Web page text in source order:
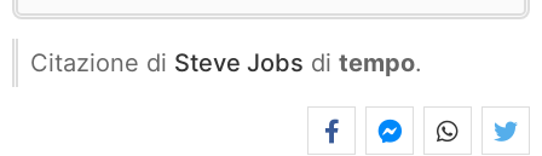
Citazione di Steve Jobs di tempo.